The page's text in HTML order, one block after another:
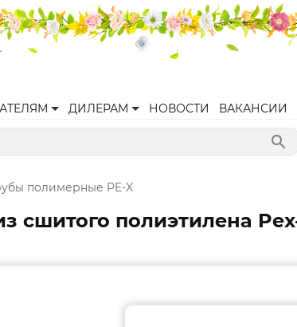
ДИЛЕРАМ НОВОСТИ ВАКАНСИИ
полимерные PE-X
сшитого полиэтилена